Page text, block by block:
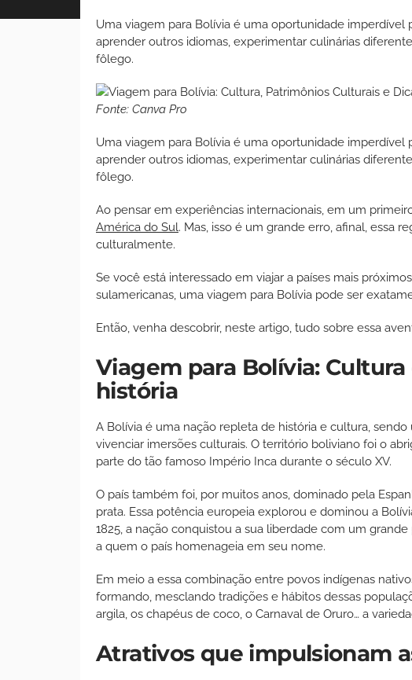
Uma viagem para Bolívia é uma oportunidade
aprender outros idiomas, experimentar culinárias
fôlego.
Fonte: Canva Pro
Uma viagem para Bolívia é uma oportunidade
aprender outros idiomas, experimentar culinárias
fôlego.
Ao pensar em experiências internacionais, em um
América do Sul. Mas, isso é um grande erro, afinal, essa
culturalmente.
Se você está interessado em viajar a países mais
sulamericanas, uma viagem para Bolívia pode ser
Então, venha descobrir, neste artigo, tudo sobre essa
Viagem para Bolívia:
história
A Bolívia é uma nação repleta de história e cultura,
vivenciar imersões culturais. O território boliviano foi o
parte do tão famoso Império Inca durante o século XV.
O país também foi, por muitos anos, dominado pela
prata. Essa potência europeia explorou e dominou a
1825, a nação conquistou a sua liberdade com um
a quem o país homenageia em seu nome.
Em meio a essa combinação entre povos indígenas
formando, mesclando tradições e hábitos dessas
argila, os chapéus de coco, o Carnaval de Oruro… a
Atrativos que impulsionam